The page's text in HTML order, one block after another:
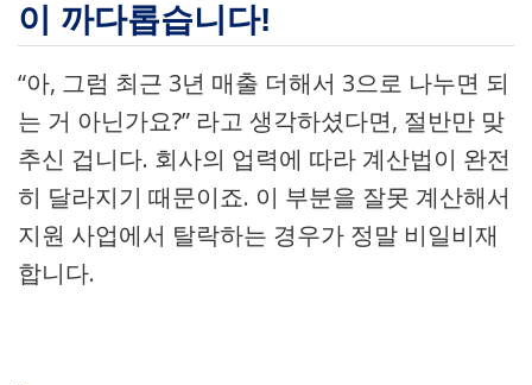
이 까다롭습니다!
“아, 그럼 최근 3년 매출 더해서 3으로 나누면 되
는 거 아닌가요?” 라고 생각하셨다면, 절반만 맞
추신 겁니다. 회사의 업력에 따라 계산법이 완전
히 달라지기 때문이죠. 이 부분을 잘못 계산해서
지원 사업에서 탈락하는 경우가 정말 비일비재
합니다.